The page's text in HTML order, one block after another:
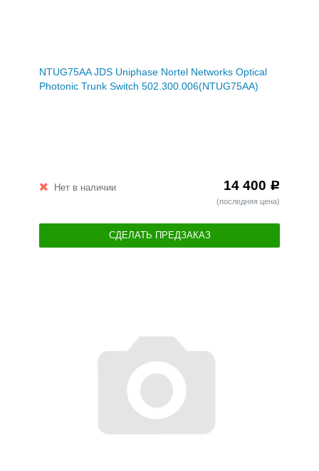
NTUG75AA JDS Uniphase Nortel Networks Optical
Photonic Trunk Switch 502.300.006(NTUG75AA)
Нет в наличии 14 400 Р
(последняя цена)
СДЕЛАТЬ ПРЕДЗАКАЗ